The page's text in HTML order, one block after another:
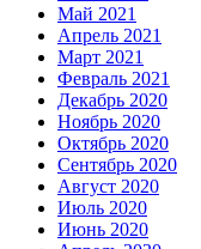
Май 2021
Апрель 2021
Март 2021
Февраль 2021
Декабрь 2020
Ноябрь 2020
Октябрь 2020
Сентябрь 2020
Август 2020
Июль 2020
Июнь 2020